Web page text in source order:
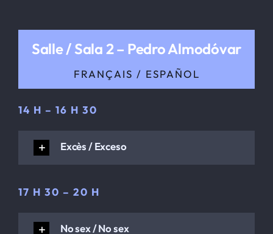
Salle / Sala 2 – Pedro Almodóvar
FRANÇAIS / ESPAÑOL
14 H – 16 H 30
Excès / Exceso
17 H 30 – 20 H
No sex / No sex